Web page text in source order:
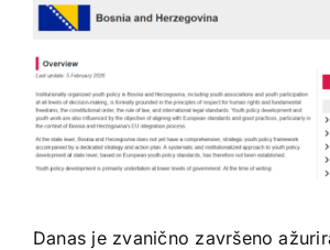
Danas je zvanično završeno